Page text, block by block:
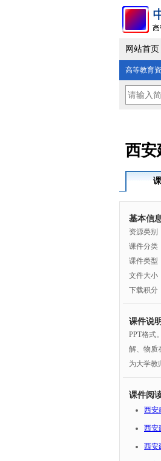
网站首页
高等教育
西安
基本信
资源类别
课件分类
课件类型
文件大小
下载积分
课件说
PPT格式
解、物质
为大学教
课件阅
西安
西安
西安